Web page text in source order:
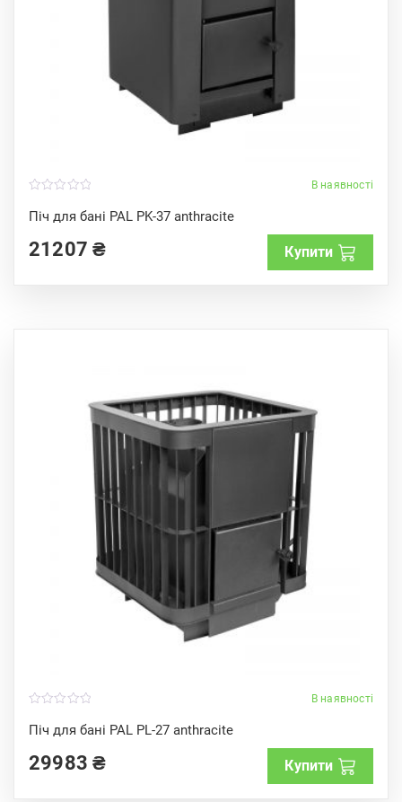
В наявності
Піч для бані PAL PK-37 anthracite
o
u
o
f
21207₴ Купити
В наявності
Піч для бані PAL PL-27 anthracite
o
u
o
f
29983₴ Купити